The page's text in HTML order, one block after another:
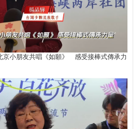
京小朋友共唱《如願》 感受接棒式傳承力